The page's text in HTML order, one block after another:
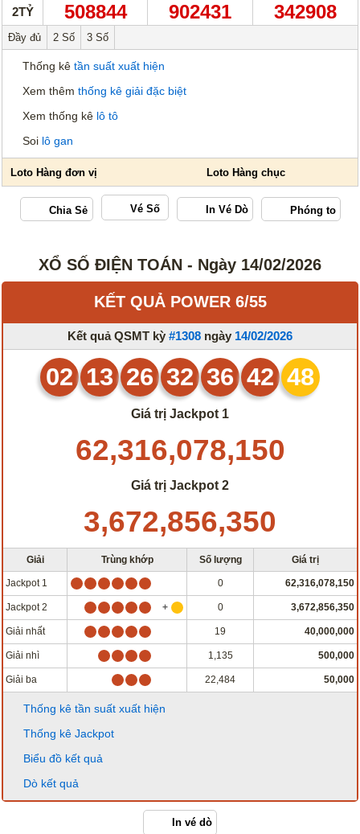
2TỶ 508844 902431 342908
Đầy đủ 2 Số 3 Số
Thống kê tần suất xuất hiện
Xem thêm thống kê giải đặc biệt
Xem thống kê lô tô
Soi lô gan
Vé Số
XỔ SỐ ĐIỆN TOÁN - Ngày 14/02/2026
KẾT QUẢ POWER 6/55
Kết quả QSMT kỳ #1308 ngày 14/02/2026
02 13 26 32 36 42 48
Giá trị Jackpot 1
62,316,078,150
Giá trị Jackpot 2
3,672,856,350
Giải Trùng khớp Số lượng Giá trị
Jackpot 1 0 62,316,078,150
Jackpot 2 0 3,672,856,350
Giải nhất 19 40,000,000
Giải nhì 1,135 500,000
Giải ba 22,484 50,000
Thống kê tần suất xuất hiện
Thống kê Jackpot
Biểu đồ kết quả
Dò kết quả
In vé dò